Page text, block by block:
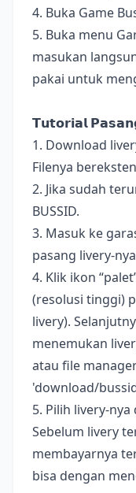
4. Buka Game
5. Buka menu
masukan
pakai untuk
𝗧𝘂𝘁𝗼𝗿𝗶𝗮𝗹
1. Download
Filenya
2. Jika sudah
BUSSID.
3. Masuk ke
pasang livery-nya
4. Klik ikon
(resolusi tinggi)
livery).
menemukan
atau file
'download/
5. Pilih livery-
Sebelum livery
membayarnya
bisa dengan